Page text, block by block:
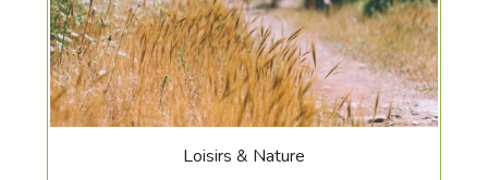
Loisirs & Nature